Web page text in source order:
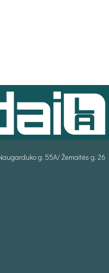
g. 55A/ Žemaitės g. 26